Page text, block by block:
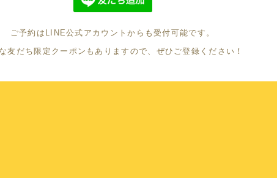
ご予約はLINE公式アカウントからも受付可能です。
友だち限定クーポンもありますので、ぜひご登録ください！